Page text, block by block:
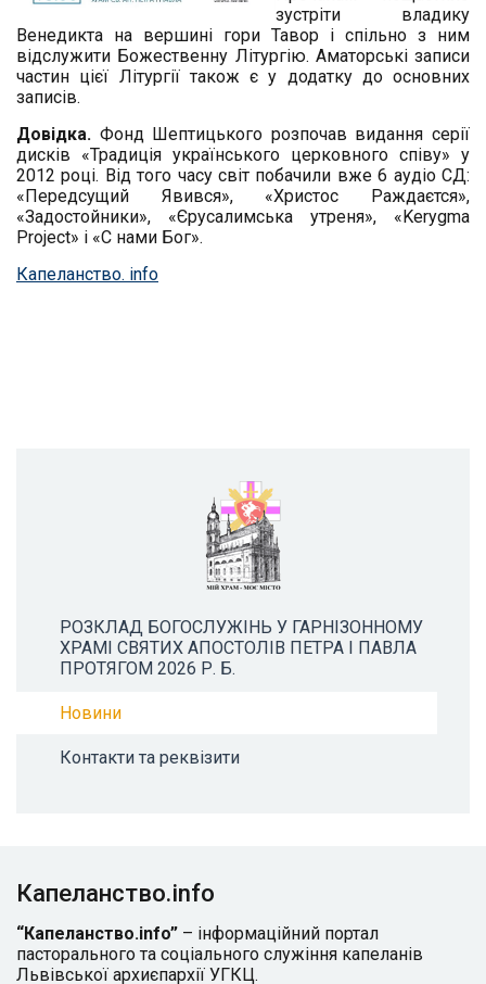
зустріти владику
Венедикта на вершині гори Тавор і спільно з ним
відслужити Божественну Літургію. Аматорські записи
частин цієї Літургії також є у додатку до основних
записів.
Довідка. Фонд Шептицького розпочав видання серії
дисків «Традиція українського церковного співу» у
2012 році. Від того часу світ побачили вже 6 аудіо СД:
«Передсущий Явився», «Христос Раждаєтся»,
«Задостойники», «Єрусалимська утреня», «Kerygma
Project» і «С нами Бог».
Капеланство. info
РОЗКЛАД БОГОСЛУЖІНЬ У ГАРНІЗОННОМУ
ХРАМІ СВЯТИХ АПОСТОЛІВ ПЕТРА І ПАВЛА
ПРОТЯГОМ 2026 Р. Б.
Новини
Контакти та реквізити
Капеланство.info
“Капеланство.info” – інформаційний портал
пасторального та соціального служіння капеланів
Львівської архиєпархії УГКЦ.